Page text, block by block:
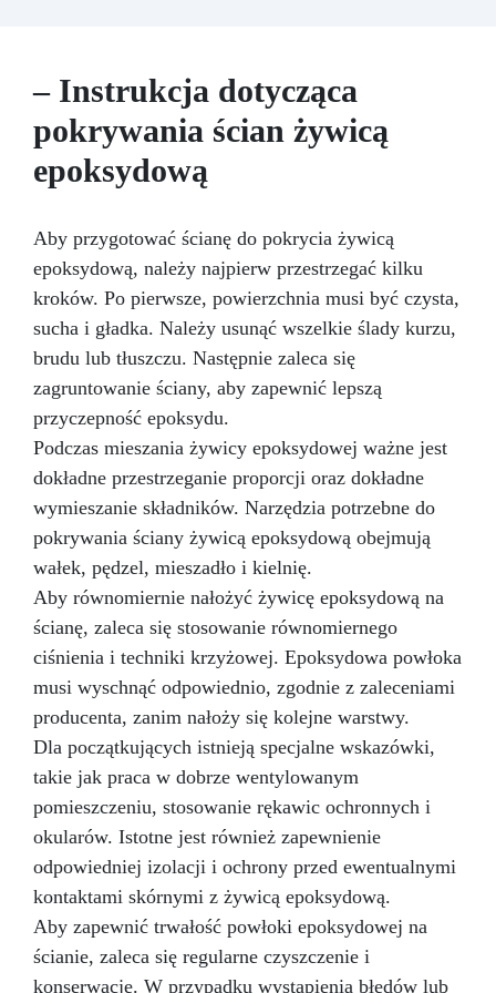
do obrazów akrylowych, olejnych, do tworzenia
dioram i nie tylko.
Dzięki naszym podstawom
z MDF będziesz mógł spersonalizować i
tworzyć oryginalne i unikatowe obrazy.
– Instrukcja dotycząca
pokrywania ścian żywicą
epoksydową
Aby przygotować ścianę do pokrycia żywicą
epoksydową, należy najpierw przestrzegać kilku
kroków. Po pierwsze, powierzchnia musi być czysta,
sucha i gładka. Należy usunąć wszelkie ślady kurzu,
brudu lub tłuszczu. Następnie zaleca się
zagruntowanie ściany, aby zapewnić lepszą
przyczepność epoksydu.
Podczas mieszania żywicy epoksydowej ważne jest
dokładne przestrzeganie proporcji oraz dokładne
wymieszanie składników. Narzędzia potrzebne do
pokrywania ściany żywicą epoksydową obejmują
wałek, pędzel, mieszadło i kielnię.
Aby równomiernie nałożyć żywicę epoksydową na
ścianę, zaleca się stosowanie równomiernego
ciśnienia i techniki krzyżowej. Epoksydowa powłoka
musi wyschnąć odpowiednio, zgodnie z zaleceniami
producenta, zanim nałoży się kolejne warstwy.
Dla początkujących istnieją specjalne wskazówki,
takie jak praca w dobrze wentylowanym
pomieszczeniu, stosowanie rękawic ochronnych i
okularów. Istotne jest również zapewnienie
odpowiedniej izolacji i ochrony przed ewentualnymi
kontaktami skórnymi z żywicą epoksydową.
Aby zapewnić trwałość powłoki epoksydowej na
ścianie, zaleca się regularne czyszczenie i
konserwację. W przypadku wystąpienia błędów lub